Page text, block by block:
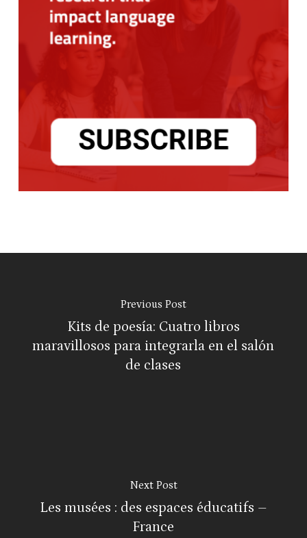
Previous Post
Kits de poesía: Cuatro libros
maravillosos para integrarla en el salón
de clases
Next Post
Les musées : des espaces éducatifs –
France